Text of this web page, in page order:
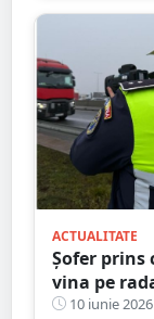
ACTUALITATE
Șofer prins
vina pe radarul ”stricat”. Dar s-a faultat
singur
10 iunie 2026